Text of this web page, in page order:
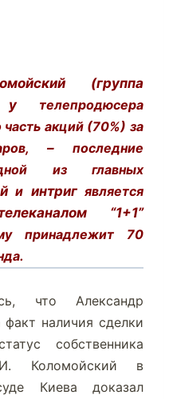
(группа
утелепродюсера
акций (70%) за
– последние
из главных
и интригявляется
“1+1”
принадлежит 70
что Александр
наличия сделки
собственника
Коломойский в
Киева доказал